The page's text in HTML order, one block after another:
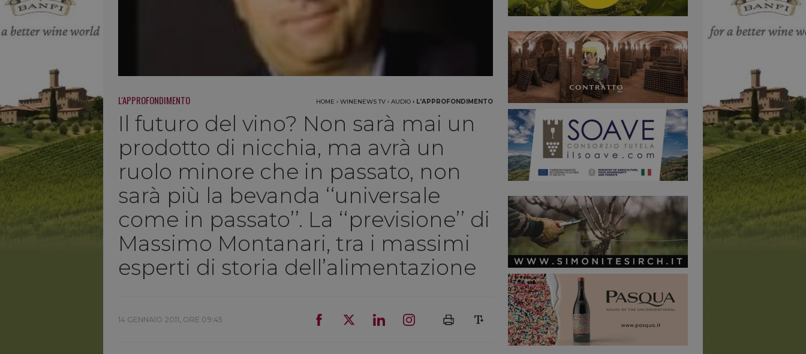
L'APPROFONDIMENTO HOME › WINENEWS TV › AUDIO › L'APPROFONDIMENTO
Il futuro del vino? Non sarà mai un
prodotto di nicchia, ma avrà un
ruolo minore che in passato, non
sarà più la bevanda ‘‘universale
come in passato’’. La ‘‘previsione’’ di
Massimo Montanari, tra i massimi
esperti di storia dell’alimentazione
14 GENNAIO 2011, ORE 09:45